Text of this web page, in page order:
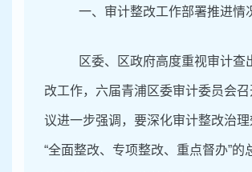
一、审计整改工作部署推进情
区委、区政府高度重视审计查
改工作，六届青浦区委审计委员会
议进一步强调，要深化审计整改治
“全面整改、专项整改、重点督办”的